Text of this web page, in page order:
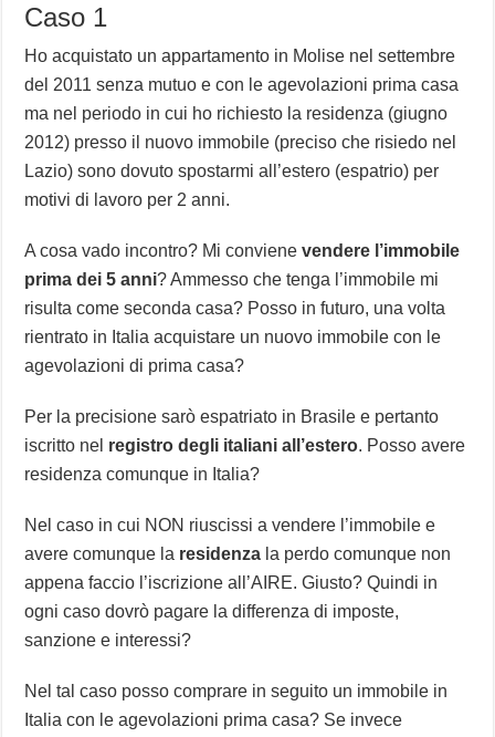
Caso 1
Ho acquistato un appartamento in Molise nel settembre
del 2011 senza mutuo e con le agevolazioni prima casa
ma nel periodo in cui ho richiesto la residenza (giugno
2012) presso il nuovo immobile (preciso che risiedo nel
Lazio) sono dovuto spostarmi all’estero (espatrio) per
motivi di lavoro per 2 anni.
A cosa vado incontro? Mi convienevendere l’immobile
prima dei 5 anni? Ammesso che tenga l’immobile mi
risulta come seconda casa? Posso in futuro, una volta
rientrato in Italia acquistare un nuovo immobile con le
agevolazioni di prima casa?
Per la precisione sarò espatriato in Brasile e pertanto
iscritto nel registro degli italiani all’estero. Posso avere
residenza comunque in Italia?
Nel caso in cui NON riuscissi a vendere l’immobile e
avere comunque la residenza la perdo comunque non
appena faccio l’iscrizione all’AIRE. Giusto? Quindi in
ogni caso dovrò pagare la differenza di imposte,
sanzione e interessi?
Nel tal caso posso comprare in seguito un immobile in
Italia con le agevolazioni prima casa? Se invece